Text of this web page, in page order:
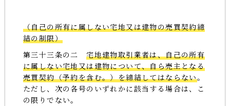
（自己の所有に属しない宅地又は建物の売買契約締
結の制限）
第三十三条の二宅地建物取引業者は、自己の所有
に属しない宅地又は建物について、自ら売主となる
売買契約（予約を含む。）を締結してはならない。
ただし、次の各号のいずれかに該当する場合は、こ
の限りでない。